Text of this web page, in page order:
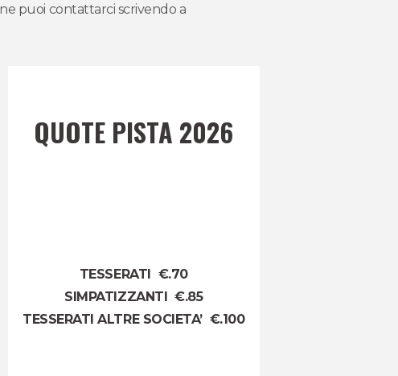
puoi contattarci scrivendo a
QUOTE PISTA 2026
TESSERATI €.70
SIMPATIZZANTI €.85
TESSERATI ALTRE SOCIETA’ €.100